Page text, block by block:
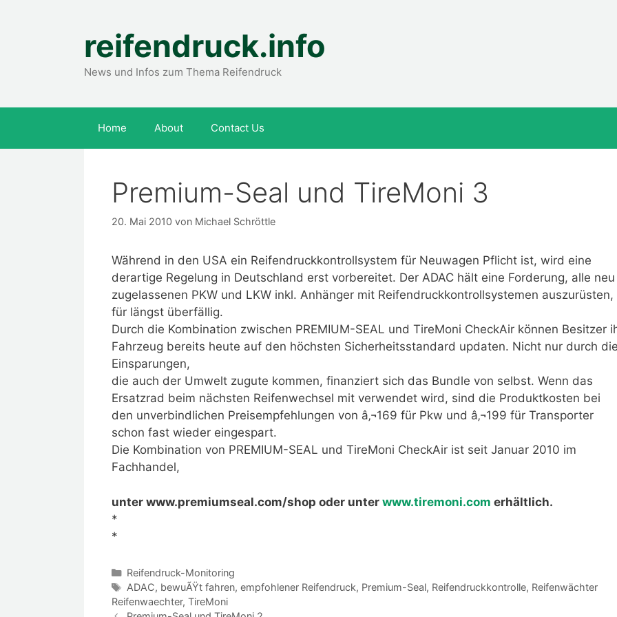
reifendruck.info
News und Infos zum Thema Reifendruck
Home About Contact Us
Premium-Seal und TireMoni 3
20. Mai 2010 von Michael Schröttle
Während in den USA ein Reifendruckkontrollsystem für Neuwagen Pflicht ist, wird eine
derartige Regelung in Deutschland erst vorbereitet. Der ADAC hält eine Forderung, alle neu
zugelassenen PKW und LKW inkl. Anhänger mit Reifendruckkontrollsystemen auszurüsten,
für längst überfällig.
Durch die Kombination zwischen PREMIUM-SEAL und TireMoni CheckAir können Besitzer
Fahrzeug bereits heute auf den höchsten Sicherheitsstandard updaten. Nicht nur durch
Einsparungen,
die auch der Umwelt zugute kommen, finanziert sich das Bundle von selbst. Wenn das
Ersatzrad beim nächsten Reifenwechsel mit verwendet wird, sind die Produktkosten bei
den unverbindlichen Preisempfehlungen von â‚¬169 für Pkw und â‚¬199 für Transporter
schon fast wieder eingespart.
Die Kombination von PREMIUM-SEAL und TireMoni CheckAir ist seit Januar 2010 im
Fachhandel,
unter www.premiumseal.com/shop oder unter www.tiremoni.com erhältlich.
*
*
Kategorien
Reifendruck-Monitoring
Schlagwörter
ADAC, bewuÃŸt fahren, empfohlener Reifendruck, Premium-Seal, Reifendruckkontrolle, Reifenwächter
Reifenwaechter, TireMoni